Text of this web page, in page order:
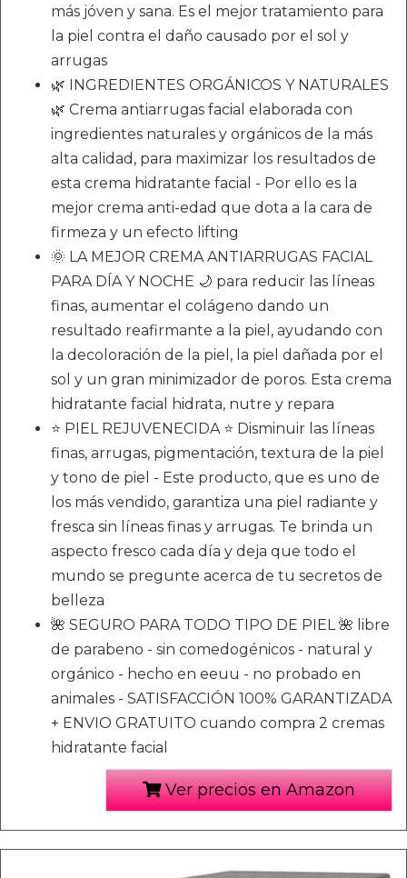
más jóven y sana. Es el mejor tratamiento para
la piel contra el daño causado por el sol y
arrugas
🌿 INGREDIENTES ORGÁNICOS Y NATURALES
🌿 Crema antiarrugas facial elaborada con
ingredientes naturales y orgánicos de la más
alta calidad, para maximizar los resultados de
esta crema hidratante facial - Por ello es la
mejor crema anti-edad que dota a la cara de
firmeza y un efecto lifting
🌞 LA MEJOR CREMA ANTIARRUGAS FACIAL
PARA DÍA Y NOCHE 🌙 para reducir las líneas
finas, aumentar el colágeno dando un
resultado reafirmante a la piel, ayudando con
la decoloración de la piel, la piel dañada por el
sol y un gran minimizador de poros. Esta crema
hidratante facial hidrata, nutre y repara
⭐ PIEL REJUVENECIDA ⭐ Disminuir las líneas
finas, arrugas, pigmentación, textura de la piel
y tono de piel - Este producto, que es uno de
los más vendido, garantiza una piel radiante y
fresca sin líneas finas y arrugas. Te brinda un
aspecto fresco cada día y deja que todo el
mundo se pregunte acerca de tu secretos de
belleza
🌺 SEGURO PARA TODO TIPO DE PIEL 🌺 libre
de parabeno - sin comedogénicos - natural y
orgánico - hecho en eeuu - no probado en
animales - SATISFACCIÓN 100% GARANTIZADA
+ ENVIO GRATUITO cuando compra 2 cremas
hidratante facial
Ver precios en Amazon